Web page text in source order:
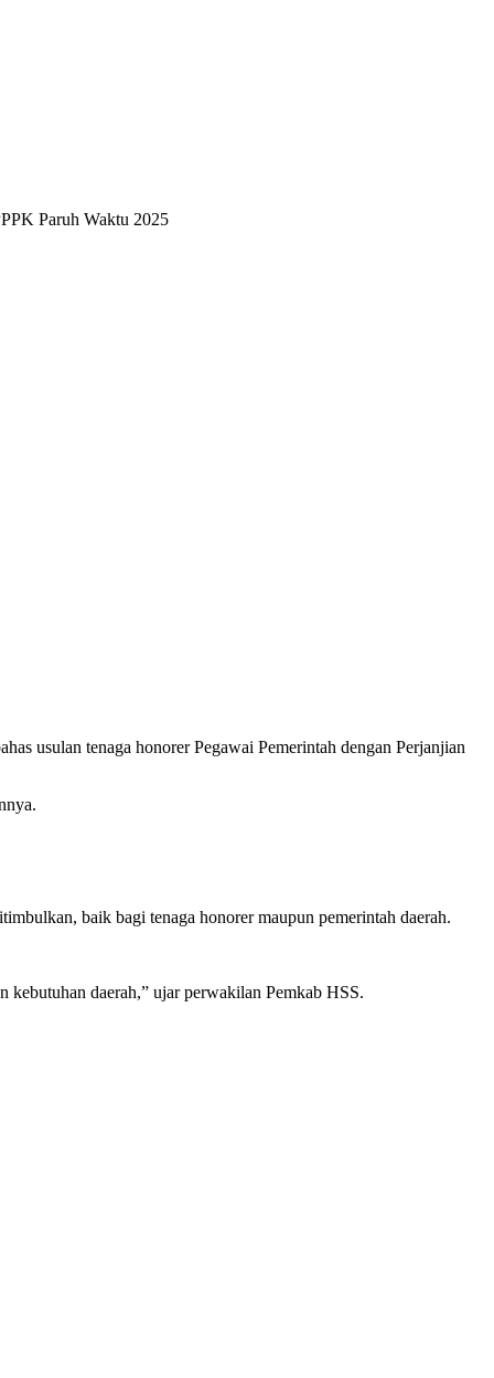
Paruh Waktu 2025
usulan tenaga honorer Pegawai Pemerintah dengan Perjanjian
baik bagi tenaga honorer maupun pemerintah daerah.
kebutuhan daerah,” ujar perwakilan Pemkab HSS.